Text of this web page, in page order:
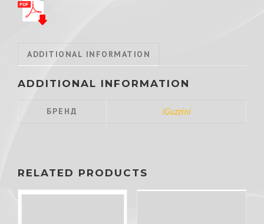
ADDITIONAL INFORMATION
ADDITIONAL INFORMATION
БРЕНД iGuzzini
RELATED PRODUCTS